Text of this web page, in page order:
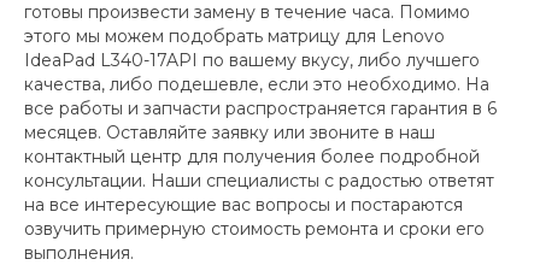
готовы произвести замену в течение часа. Помимо
этого мы можем подобрать матрицу для Lenovo
IdeaPad L340-17API по вашему вкусу, либо лучшего
качества, либо подешевле, если это необходимо. На
все работы и запчасти распространяется гарантия в 6
месяцев. Оставляйте заявку или звоните в наш
контактный центр для получения более подробной
консультации. Наши специалисты с радостью ответят
на все интересующие вас вопросы и постараются
озвучить примерную стоимость ремонта и сроки его
выполнения.